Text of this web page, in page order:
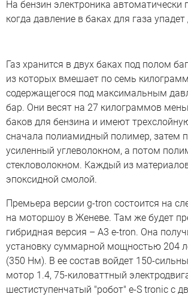
На бензин электроника автоматически
когда давление в баках для газа
Газ хранится в двух баках под полом
из которых вмешает по семь
содержащегося под максимальным
бар. Они весят на 27 килограммов
баков для бензина и имеют
сначала полиамидный полимер, затем
усиленный углеволокном, а потом
стекловолокном. Каждый из
эпоксидной смолой.
Премьера версии g-tron состоится на
на моторшоу в Женеве. Там же будет
гибридная версия – A3 e-tron. Она
установку суммарной мощностью 204
(350 Нм). В ее состав войдет 150-
мотор 1.4, 75-киловаттный
шестиступенчатый "робот" e-S tronic с